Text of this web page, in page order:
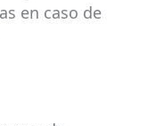
en caso de